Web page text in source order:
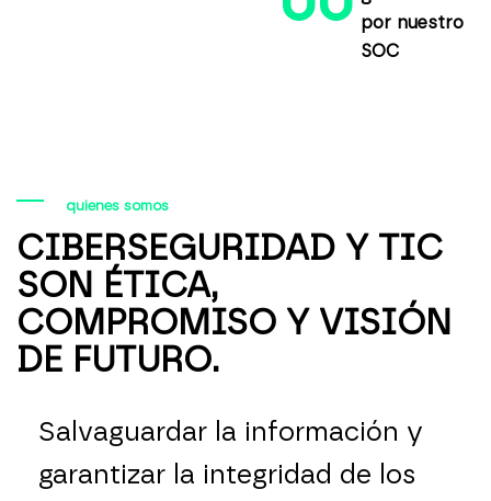
por nuestro
SOC
quienes somos
CIBERSEGURIDAD Y TIC
SON ÉTICA,
COMPROMISO Y VISIÓN
DE FUTURO.
Salvaguardar la información y
garantizar la integridad de los